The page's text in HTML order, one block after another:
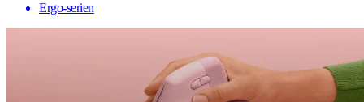
Ergo-serien